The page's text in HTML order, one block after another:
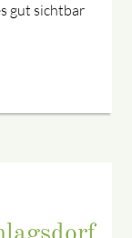
gut sichtbar